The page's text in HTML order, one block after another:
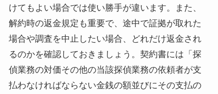
けてもよい場合では使い勝手が違います。また、
解約時の返金規定も重要で、途中で証拠が取れた
場合や調査を中止したい場合、どれだけ返金され
るのかを確認しておきましょう。契約書には「探
偵業務の対価その他の当該探偵業務の依頼者が支
払わなければならない金銭の額並びにその支払の